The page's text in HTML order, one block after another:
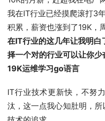
我在IT行业已经摸爬滚打3
积累，薪资也涨到了19K，
在IT行业的这几年让我明白
择一个对的行业可以让你少
19K运维学习go语言
IT行业技术更新快，不努
汰，这一点我心知肚明，